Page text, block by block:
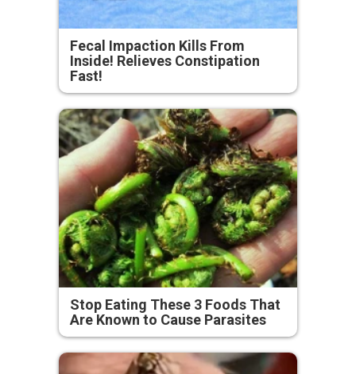
Fecal Impaction Kills From
Inside! Relieves Constipation
Fast!
Stop Eating These 3 Foods That
Are Known to Cause Parasites